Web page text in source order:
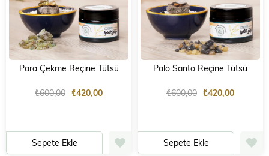
Para Çekme Reçine Tütsü
₺420,00
₺600,00
Sepete Ekle
Palo Santo Reçine Tütsü
₺420,00
₺600,00
Sepete Ekle